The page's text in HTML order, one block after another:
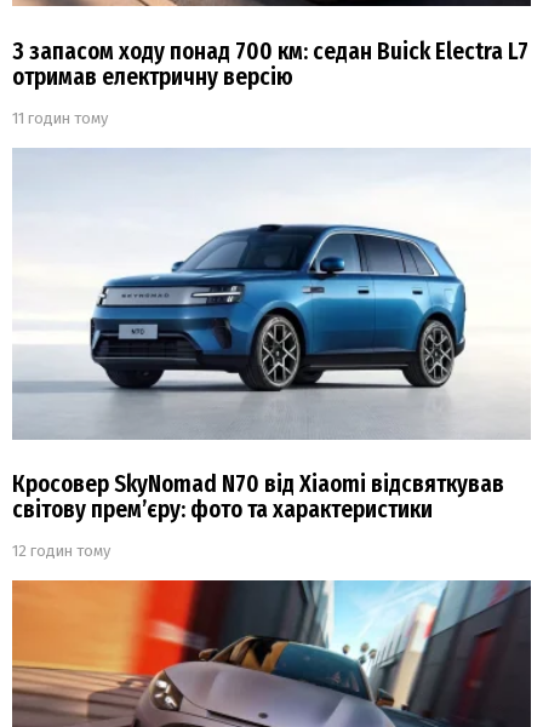
З запасом ходу понад 700 км: седан Buick Electra L7
отримав електричну версію
11 годин тому
Кросовер SkyNomad N70 від Xiaomi відсвяткував
світову прем’єру: фото та характеристики
12 годин тому